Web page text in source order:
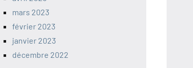
mars 2023
février 2023
janvier 2023
décembre 2022